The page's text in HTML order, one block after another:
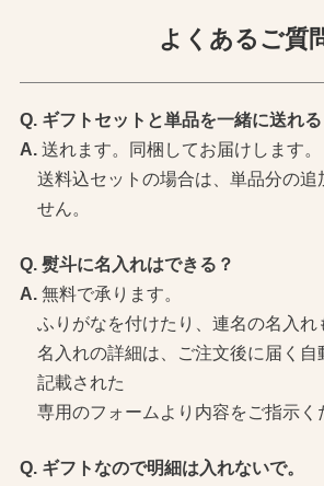
よくあるご質
ギフトセットと単品を一緒に送れる
送れます。同梱してお届けします。
送料込セットの場合は、単品分の追
せん。
熨斗に名入れはできる？
無料で承ります。
ふりがなを付けたり、連名の名入れ
名入れの詳細は、ご注文後に届く自
記載された
専用のフォームより内容をご指示く
ギフトなので明細は入れないで。